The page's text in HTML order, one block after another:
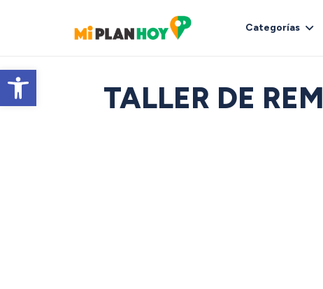
Abrir barra de herramientas
Categorías
TALLER DE